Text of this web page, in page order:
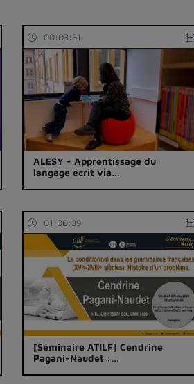
00:03:51
ALESY - Apprentissage du
langage écrit via…
01:00:39
[Séminaire ATILF] Cendrine
Pagani-Naudet :…